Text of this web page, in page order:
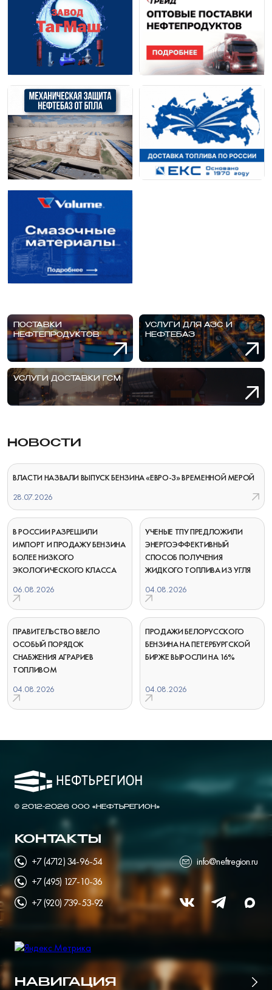
ПОСТАВКИ
НЕФТЕПРОДУКТОВ
УСЛУГИ ДЛЯ АЗС И
НЕФТЕБАЗ
УСЛУГИ ДОСТАВКИ ГСМ
НОВОСТИ
В РОССИИ РАЗРЕШИЛИ
ИМПОРТ И ПРОДАЖУ БЕНЗИНА
БОЛЕЕ НИЗКОГО
ЭКОЛОГИЧЕСКОГО КЛАССА
06.08.2026
УЧЕНЫЕ ТПУ ПРЕДЛОЖИЛИ
ЭНЕРГОЭФФЕКТИВНЫЙ
СПОСОБ ПОЛУЧЕНИЯ
ЖИДКОГО ТОПЛИВА ИЗ УГЛЯ
04.08.2026
ПРАВИТЕЛЬСТВО ВВЕЛО
ОСОБЫЙ ПОРЯДОК
СНАБЖЕНИЯ АГРАРИЕВ
ТОПЛИВОМ
04.08.2026
ПРОДАЖИ БЕЛОРУССКОГО
БЕНЗИНА НА ПЕТЕРБУРГСКОЙ
БИРЖЕ ВЫРОСЛИ НА 16%
04.08.2026
ВЛАСТИ НАЗВАЛИ ВЫПУСК БЕНЗИНА «ЕВРО-3» ВРЕМЕННОЙ МЕРОЙ
28.07.2026
© 2012-2026 ООО «НЕФТЬРЕГИОН»
НАВИГАЦИЯ
КОНТАКТЫ
+7 (4712) 34-96-54
+7 (495) 127-10-36
+7 (920) 739-53-92
info@neftregion.ru